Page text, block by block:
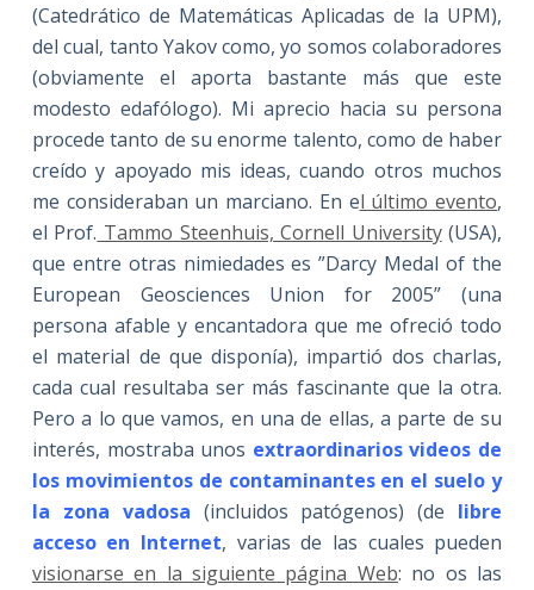
(Catedrático de Matemáticas Aplicadas de la UPM),
del cual, tanto Yakov como, yo somos colaboradores
(obviamente el aporta bastante más que este
modesto edafólogo). Mi aprecio hacia su persona
procede tanto de su enorme talento, como de haber
creído y apoyado mis ideas, cuando otros muchos
me consideraban un marciano. En el último evento,
el Prof. Tammo Steenhuis, Cornell University(USA),
que entre otras nimiedades es ”Darcy Medal of the
European Geosciences Union for 2005” (una
persona afable y encantadora que me ofreció todo
el material de que disponía), impartió dos charlas,
cada cual resultaba ser más fascinante que la otra.
Pero a lo que vamos, en una de ellas, a parte de su
interés, mostraba unos extraordinarios videos de
los movimientos de contaminantes en el suelo y
la zona vadosa (incluidos patógenos) (de libre
acceso en Internet, varias de las cuales pueden
visionarse en la siguiente página Web: no os las